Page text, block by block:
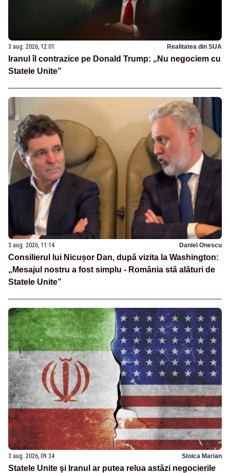
3 aug. 2026, 12:01 Realitatea din SUA
Iranul îl contrazice pe Donald Trump: „Nu negociem cu
Statele Unite”
3 aug. 2026, 11:14 Daniel Onescu
Consilierul lui Nicușor Dan, după vizita la Washington:
„Mesajul nostru a fost simplu - România stă alături de
Statele Unite”
3 aug. 2026, 09:34 Stoica Marian
Statele Unite şi Iranul ar putea relua astăzi negocierile